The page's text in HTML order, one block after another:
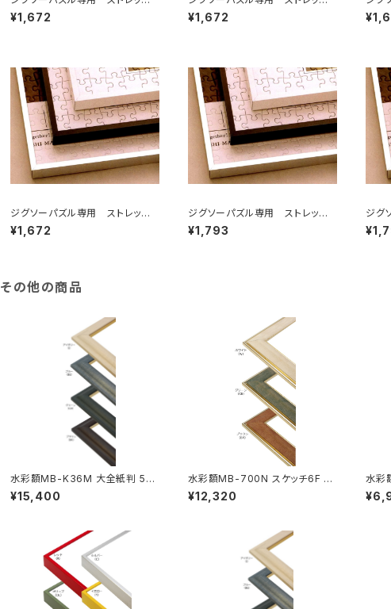
イン 250×340ミリ （2)
¥1,672
イン 250×350ミリ （2T)
¥1,672
イン
ジグソーパズル専用 ストレッチラ
イン 215×300ミリ （2ロ)
¥1,672
ジグソーパズル専用 ストレッチラ
イン 260×380ミリ （3)
¥1,793
ジグ
イン
その他の商品
水彩額MB-K36M 大全紙判 54
4×726ミリ
¥15,400
水彩額MB-700N スケッチ6F 4
58×550ミリ
¥12,320
水彩